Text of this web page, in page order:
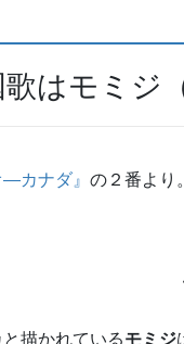
はモミジ
―カナダ』 の２番より。
描かれているモミジ